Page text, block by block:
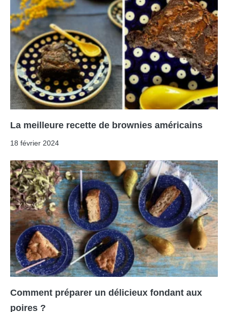
La meilleure recette de brownies américains
18 février 2024
Comment préparer un délicieux fondant aux
poires ?